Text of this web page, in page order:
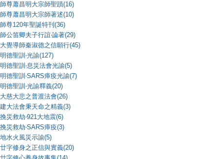
師尊蕭昌明大宗師聖蹟(16)
師尊蕭昌明大宗師著述(10)
師尊120年聖誕特刊(36)
師公笛卿夫子行誼‧論著(29)
大覺導師秦淑德之信願行(45)
明德聖訓‧光諭(127)
明德聖訓‧息災法會光諭(5)
明德聖訓‧SARS瘴疫光諭(7)
明德聖訓‧光諭釋義(20)
大慈大悲之普渡法會(26)
建大法會秉天命之精義(3)
挽災救劫‧921大地震(6)
挽災救劫‧SARS瘴疫(3)
地水火風災示諭(5)
廿字修身之正信與實義(20)